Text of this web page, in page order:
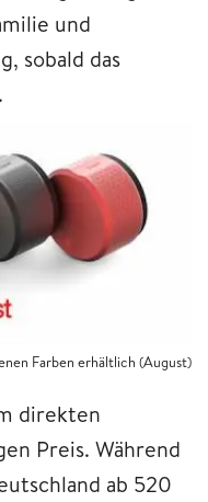
und
sobald das
Farben erhältlich (August)
direkten
Preis. Während
ab 520